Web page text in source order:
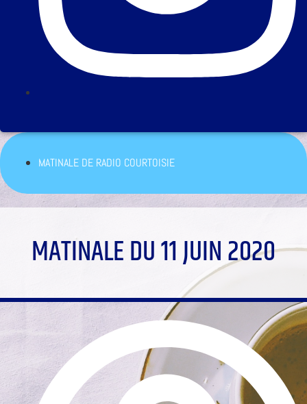
MATINALE DE RADIO COURTOISIE
MATINALE DU 11 JUIN 2020